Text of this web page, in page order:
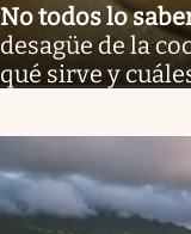
No todos lo
desagüe de la
qué sirve y